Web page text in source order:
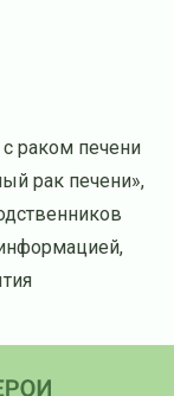
раком печени
рак печени»,